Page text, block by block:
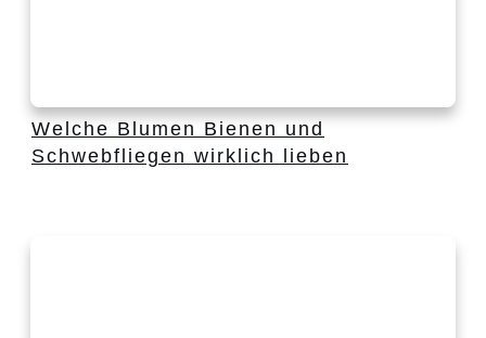
Welche Blumen Bienen und
Schwebfliegen wirklich lieben